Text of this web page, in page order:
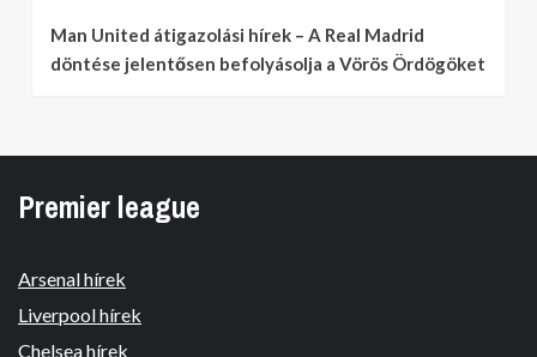
Man United átigazolási hírek – A Real Madrid
döntése jelentősen befolyásolja a Vörös Ördögöket
Premier league
Arsenal hírek
Liverpool hírek
Chelsea hírek